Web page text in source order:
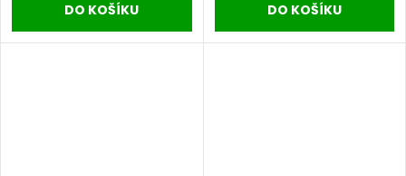
DO KOŠÍKU DO KOŠÍKU